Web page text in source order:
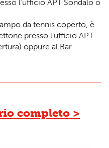
l'ufficio APT Sondalo o
da tennis coperto, è
presso l’ufficio APT
oppure al Bar
completo >